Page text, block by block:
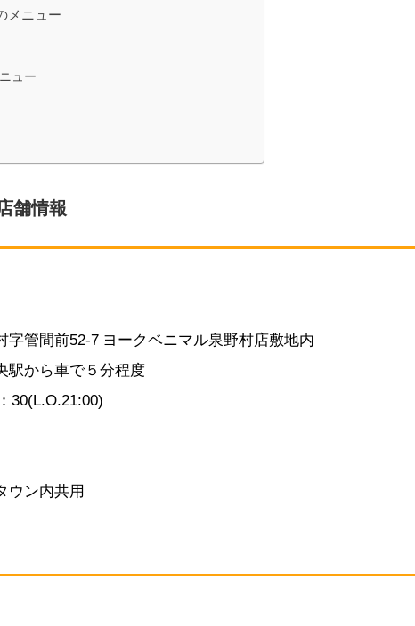
メニュー
ュー
舗情報
字管間前52-7 ヨークベニマル泉野村店敷地内
駅から車で５分程度
30(L.O.21:00)
ウン内共用